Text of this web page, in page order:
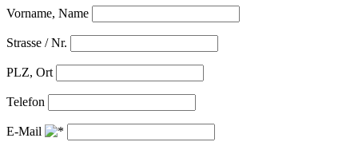
Vorname, Name
Strasse / Nr.
PLZ, Ort
Telefon
E-Mail